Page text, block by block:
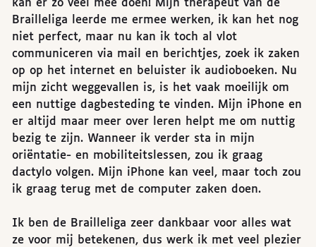
kan er zo veel mee doen! Mijn therapeut van de
Brailleliga leerde me ermee werken, ik kan het nog
niet perfect, maar nu kan ik toch al vlot
communiceren via mail en berichtjes, zoek ik zaken
op op het internet en beluister ik audioboeken. Nu
mijn zicht weggevallen is, is het vaak moeilijk om
een nuttige dagbesteding te vinden. Mijn iPhone en
er altijd maar meer over leren helpt me om nuttig
bezig te zijn. Wanneer ik verder sta in mijn
oriëntatie- en mobiliteitslessen, zou ik graag
dactylo volgen. Mijn iPhone kan veel, maar toch zou
ik graag terug met de computer zaken doen.
Ik ben de Brailleliga zeer dankbaar voor alles wat
ze voor mij betekenen, dus werk ik met veel plezier